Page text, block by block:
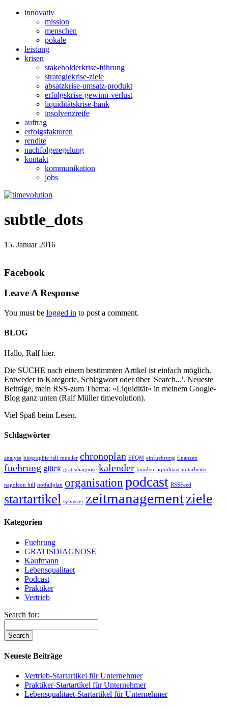
innovativ
mission
menschen
pokale
leistung
krisen
stakeholderkrise-führung
strategiekrise-ziele
absatzkrise-umsatz-produkt
erfolgskrise-gewinn-verlust
liquiditätskrise-bank
insolvenzreife
auftrag
erfolgsfaktoren
rendite
nachfolgeregelung
kontakt
kommunikation
jobs
subtle_dots
15. Januar 2016
Facebook
Leave A Response
You must be logged in to post a comment.
BLOG
Hallo, Ralf hier.
Die SUCHE nach einem bestimmten Artikel ist einfach möglich.
Entweder in Kategorie, Schlagwort oder über 'Search...'. Neueste
Beiträge, mein RSS-zum Thema: »Liquidität« in meinem Google-
Blog ganz unten (Ralf Müller timevolution).
Viel Spaß beim Lesen.
Schlagwörter
analyse biographie ralf mueller chronoplan EFQM einfuehrung finanzen
fuehrung glück gratisdiagnose kalender kunden liquiditaet mitarbeiter
napoleon hill notfallplan organisation podcast RSSFeed
startartikel sylvester zeitmanagementziele
Kategorien
Fuehrung
GRATISDIAGNOSE
Kaufmann
Lebensqualitaet
Podcast
Praktiker
Vertrieb
Search for:
Neueste Beiträge
Vertrieb-Startartikel für Unternehmer
Praktiker-Startartikel für Unternehmer
Lebensqualitaet-Startartikel für Unternehmer